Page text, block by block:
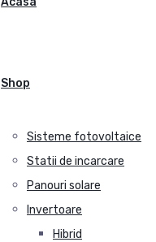
Shop
Sisteme fotovoltaice
Statii de incarcare
Panouri solare
Invertoare
Hibrid